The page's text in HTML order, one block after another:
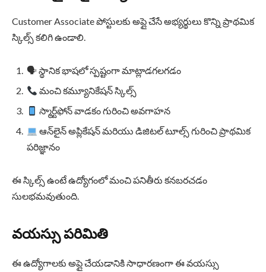
Customer Associate పోస్టులకు అప్లై చేసే అభ్యర్థులు కొన్ని ప్రాథమిక
స్కిల్స్ కలిగి ఉండాలి.
🗣 స్థానిక భాషలో స్పష్టంగా మాట్లాడగలగడం
మంచి కమ్యూనికేషన్ స్కిల్స్
స్మార్ట్‌ఫోన్ వాడకం గురించి అవగాహన
ఆన్‌లైన్ అప్లికేషన్ మరియు డిజిటల్ టూల్స్ గురించి ప్రాథమిక
పరిజ్ఞానం
ఈ స్కిల్స్ ఉంటే ఉద్యోగంలో మంచి పనితీరు కనబరచడం
సులభమవుతుంది.
వయస్సు పరిమితి
ఈ ఉద్యోగాలకు అప్లై చేయడానికి సాధారణంగా ఈ వయస్సు